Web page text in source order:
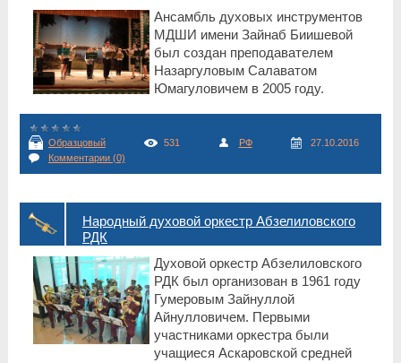
Ансамбль духовых инструментов
МДШИ имени Зайнаб Биишевой
был создан преподавателем
Назаргуловым Салаватом
Юмагуловичем в 2005 году.
Образцовый 531 РФ
27.10.2016
Комментарии (0)
Народный духовой оркестр Абзелиловского
РДК
Духовой оркестр Абзелиловского
РДК был организован в 1961 году
Гумеровым Зайнуллой
Айнулловичем. Первыми
участниками оркестра были
учащиеся Аскаровской средней